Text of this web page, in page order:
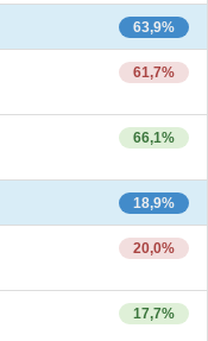
63,9%
61,7%
66,1%
18,9%
20,0%
17,7%